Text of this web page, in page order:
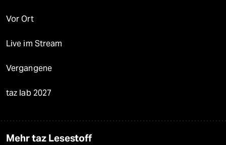
Vor Ort
Live im Stream
Vergangene
taz lab 2027
Mehr taz Lesestoff